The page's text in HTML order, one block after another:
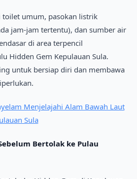
toilet umum, pasokan listrik
jam-jam tertentu), dan sumber air
di area terpencil
Hidden Gem Kepulauan Sula.
untuk bersiap diri dan membawa
Menjelajahi Alam Bawah Laut
Sula
Bertolak ke Pulau